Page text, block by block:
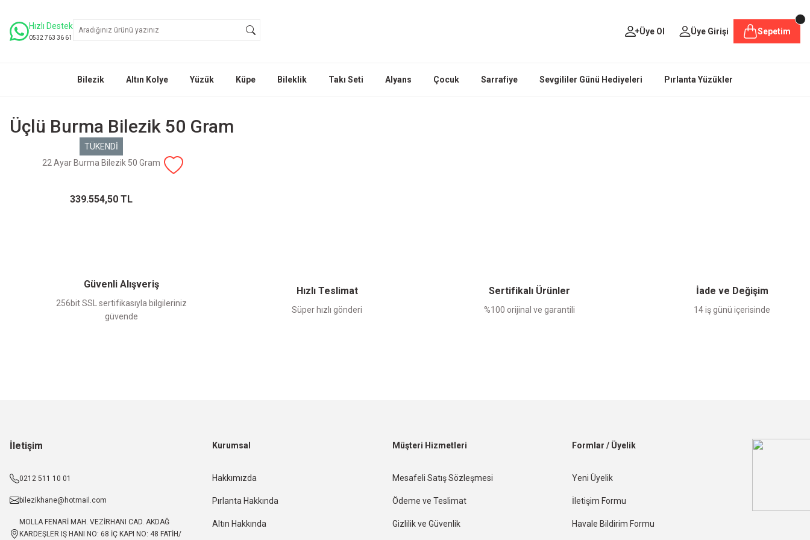
Hızlı Destek
0532 763 36 61
Üye Ol Üye Girişi Sepetim
Bilezik Altın Kolye Yüzük Küpe Bileklik Takı Seti Alyans Çocuk Sarrafiye Sevgililer Günü Hediyeleri Pırlanta Yüzükler
Üçlü Burma Bilezik 50 Gram
TÜKENDİ
22 Ayar Burma Bilezik 50 Gram
339.554,50 TL
Güvenli Alışveriş
256bit SSL sertifikasıyla bilgileriniz
güvende
Hızlı Teslimat
Süper hızlı gönderi
Sertifikalı Ürünler
%100 orijinal ve garantili
İade ve Değişim
14 iş günü içerisinde
İletişim
0212 511 10 01
bilezikhane@hotmail.com
MOLLA FENARİ MAH. VEZİRHANI CAD. AKDAĞ
KARDEŞLER IŞ HANI NO: 68 İÇ KAPI NO: 48 FATİH/
Kurumsal
Hakkımızda
Pırlanta Hakkında
Altın Hakkında
Müşteri Hizmetleri
Mesafeli Satış Sözleşmesi
Ödeme ve Teslimat
Gizlilik ve Güvenlik
Formlar / Üyelik
Yeni Üyelik
İletişim Formu
Havale Bildirim Formu